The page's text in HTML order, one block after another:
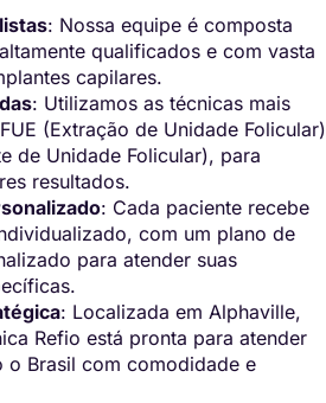
: Nossa equipe é composta
qualificados e com vasta
capilares.
: Utilizamos as técnicas mais
(Extração de Unidade Folicular)
de Unidade Folicular), para
resultados.
: Cada paciente recebe
com um plano de
para atender suas
: Localizada em Alphaville,
Refio está pronta para atender
o Brasil com comodidade e